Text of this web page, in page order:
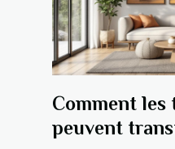
Comment les
peuvent